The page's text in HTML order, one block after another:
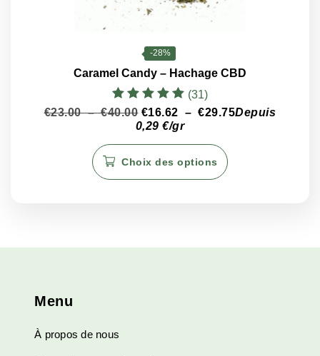
-28%
Caramel Candy – Hachage CBD
Note
5.00
sur 5
(31)
€23.00 – €40.00Plage
de
à
€40.00
€16.62 – €29.75Plage
Depuis
0,29 €/gr
Choix des options
produit
options
Menu
À propos de nous